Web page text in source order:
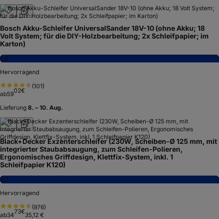
Bosch Akku-Schleifer UniversalSander 18V-10 (ohne Akku; 18
Volt System; für die DIY-Holzbearbeitung; 2x Schleifpapier; im
Karton)
8,6
Hervorragend
(101)
ab5902€
Lieferung 8. – 10. Aug.
Black+Decker Exzenterschleifer (230W, Scheiben-Ø 125 mm, mit
integrierter Staubabsaugung, zum Schleifen-Polieren,
Ergonomisches Griffdesign, Klettfix-System, inkl. 1
Schleifpapier K120)
8,3
Hervorragend
(976)
ab3473€35,12 €